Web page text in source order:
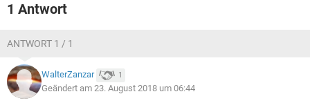
1 Antwort
ANTWORT 1 / 1
WalterZanzar 1
Geändert am 23. August 2018 um 06:44